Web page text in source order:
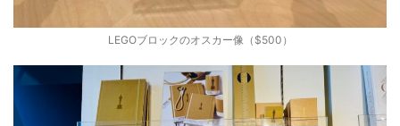
LEGOブロックのオスカー像（$500）